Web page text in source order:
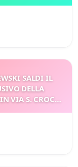
SALDI IL
DELLA
VIA S. CROCE